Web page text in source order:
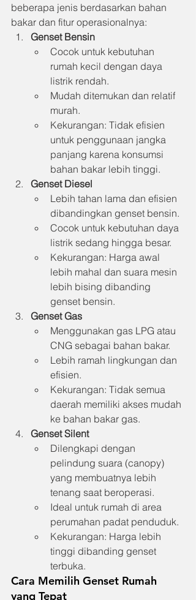
beberapa jenis berdasarkan bahan
bakar dan fitur operasionalnya:
Genset Bensin
Cocok untuk kebutuhan
rumah kecil dengan daya
listrik rendah.
Mudah ditemukan dan relatif
murah.
Kekurangan: Tidak efisien
untuk penggunaan jangka
panjang karena konsumsi
bahan bakar lebih tinggi.
Genset Diesel
Lebih tahan lama dan efisien
dibandingkan genset bensin.
Cocok untuk kebutuhan daya
listrik sedang hingga besar.
Kekurangan: Harga awal
lebih mahal dan suara mesin
lebih bising dibanding
genset bensin.
Genset Gas
Menggunakan gas LPG atau
CNG sebagai bahan bakar.
Lebih ramah lingkungan dan
efisien.
Kekurangan: Tidak semua
daerah memiliki akses mudah
ke bahan bakar gas.
Genset Silent
Dilengkapi dengan
pelindung suara (canopy)
yang membuatnya lebih
tenang saat beroperasi.
Ideal untuk rumah di area
perumahan padat penduduk.
Kekurangan: Harga lebih
tinggi dibanding genset
terbuka.
Cara Memilih Genset Rumah
yang Tepat